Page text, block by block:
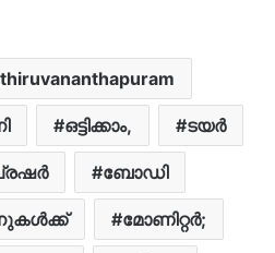
thiruvananthapuram
ഒട്ടിക്കാം, ടയർ
ബോഡി
മോണിറ്റ‍ർ;